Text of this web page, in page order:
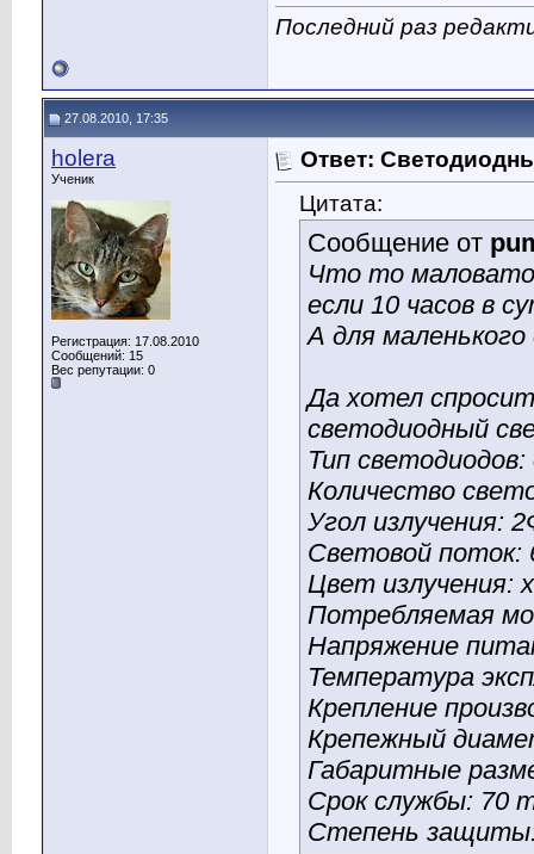
Последний раз
27.08.2010, 17:35
holera
Ученик
Регистрация: 17.08.2010
Сообщений: 15
Вес репутации: 0
Ответ:
Цитата:
Сообщение от
Что то
если 10 часов в
А для
Да хотел
светодиодный
Тип
Количество
Угол излучения:
Световой поток:
Цвет излучения:
Потребляемая
Напряжение
Температура
Крепление
Крепежный
Габаритные
Срок службы: 70
Степень